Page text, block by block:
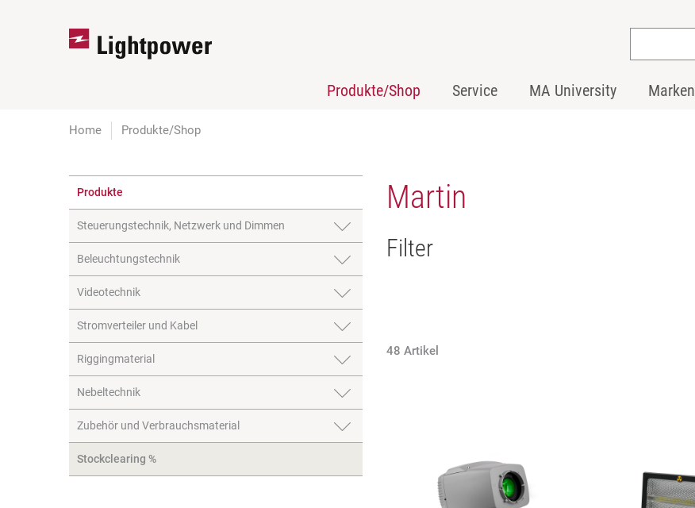
Produkte/Shop Service MA University Marken
Home Produkte/Shop
Produkte
Steuerungstechnik, Netzwerk und Dimmen
Beleuchtungstechnik
Videotechnik
Stromverteiler und Kabel
Riggingmaterial
Nebeltechnik
Zubehör und Verbrauchsmaterial
Stockclearing %
Martin
Filter
48 Artikel